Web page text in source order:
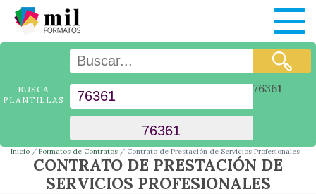
BUSCA
PLANTILLAS
76361
Inicio Formatos de Contratos Contrato de Prestación de Servicios Profesionales
CONTRATO DE PRESTACIÓN DE
SERVICIOS PROFESIONALES